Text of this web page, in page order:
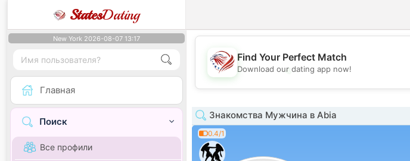
StatesDating
New York 2026-08-07 13:17
Главная
Поиск
Все профили
💖
Find Your Perfect Match
Download our dating app now!
Знакомства Мужчина в Abia
0.4/1